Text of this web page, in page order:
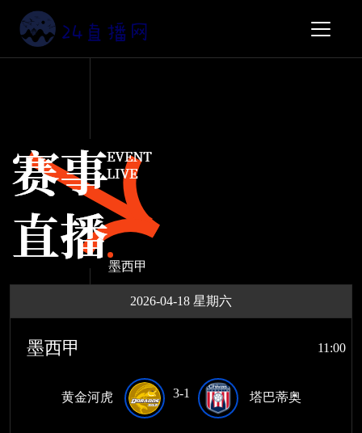
墨西甲
2026-04-18 星期六
墨西甲 11:00
黄金河虎 3-1 塔巴蒂奥